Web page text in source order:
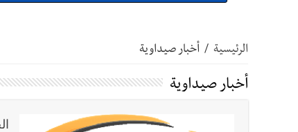
الرئيسية / أخبار صيداوية
أخبار صيداوية